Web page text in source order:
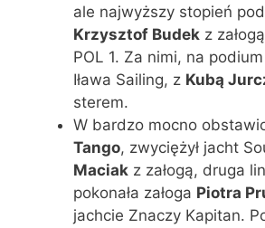
ale najwyższy stopień
Krzysztof Budek z
POL 1. Za nimi, na podium
Iława Sailing, z Kubą
sterem.
W bardzo mocno
Tango, zwyciężył jacht
Maciak z załogą, druga
pokonała załoga Piotra
jachcie Znaczy Kapitan.